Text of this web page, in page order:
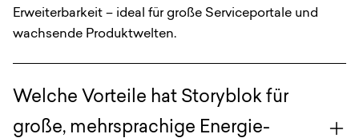
Erweiterbarkeit – ideal für große Serviceportale und
wachsende Produktwelten.
Welche Vorteile hat Storyblok für
große, mehrsprachige Energie-